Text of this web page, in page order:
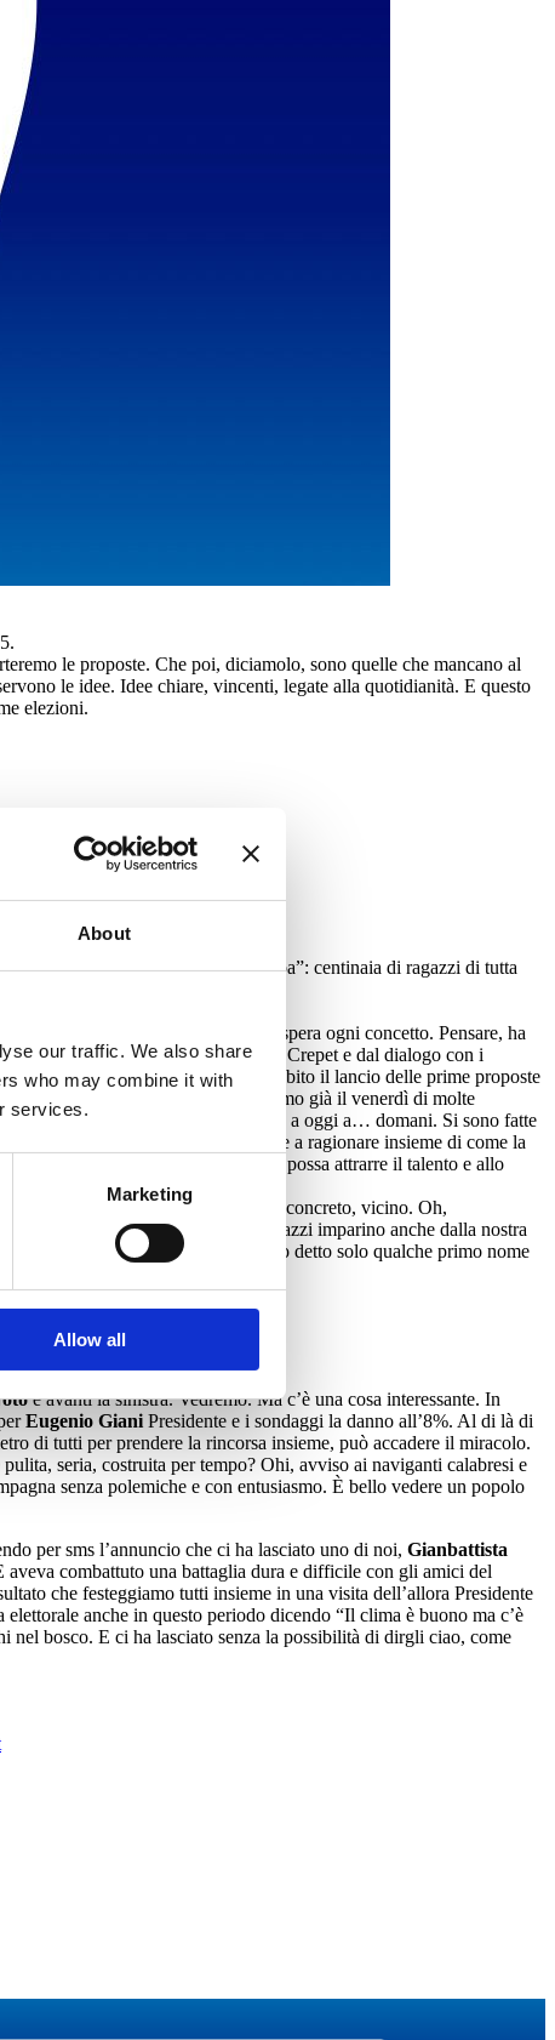
About
our traffic. We also share
who may combine it with
services.
Marketing
Allow all
le proposte. Che poi, diciamolo, sono quelle che mancano al
le idee. Idee chiare, vincenti, legate alla quotidianità. E questo
elezioni.
di formazione “meritare l’Europa”: centinaia di ragazzi di tutta
ideale.
e perché il clima d’odio esaspera ogni concetto. Pensare, ha
dalle riflessioni del professor Crepet e dal dialogo con i
alle 21:00. Avremo poi da subito il lancio delle prime proposte
alla Bocconi. Ma discuteremo già il venerdì di molte
di una città come Milano, dall’Expo a oggi a… domani. Si sono fatte
che sia un dovere riprendere a ragionare insieme di come la
trainare il resto del Paese, come si possa attrarre il talento e allo
chi governa deve essere riformista, concreto, vicino. Oh,
attimo. Ma mi piace l’idea che i ragazzi imparino anche dalla nostra
quelli del Giani! Ovviamente vi ho detto solo qualche primo nome
zona di Firenze Sud.
è avanti la sinistra. Vedremo. Ma c’è una cosa interessante. In
Eugenio Giani Presidente e i sondaggi la danno all’8%. Al di là di
di tutti per prendere la rincorsa insieme, può accadere il miracolo.
seria, costruita per tempo? Ohi, avviso ai naviganti calabresi e
senza polemiche e con entusiasmo. È bello vedere un popolo
per sms l’annuncio che ci ha lasciato uno di noi, Gianbattista
combattuto una battaglia dura e difficile con gli amici del
che festeggiamo tutti insieme in una visita dell’allora Presidente
anche in questo periodo dicendo “Il clima è buono ma c’è
nel bosco. E ci ha lasciato senza la possibilità di dirgli ciao, come